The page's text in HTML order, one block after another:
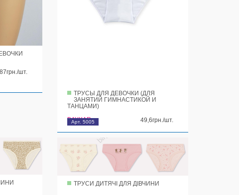
шт.
Арт. 5005
ТРУСЫ ДЛЯ ДЕВОЧКИ (ДЛЯ
ЗАНЯТИЙ ГИМНАСТИКОЙ И
ТАНЦАМИ)
BAYKAR
49,6грн./шт.
ТРУСИ ДИТЯЧІ ДЛЯ ДІВЧИНИ